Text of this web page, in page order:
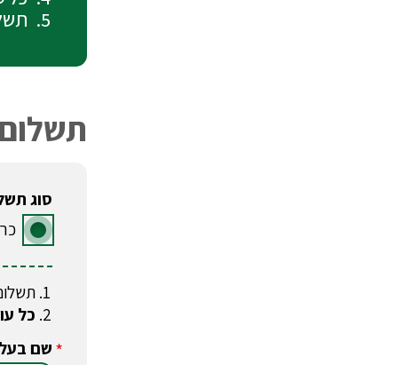
סוג
כל
*שם